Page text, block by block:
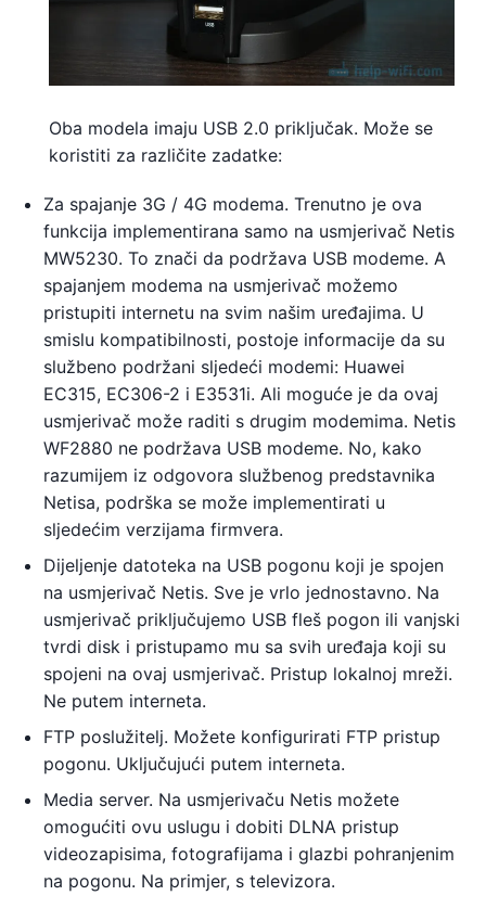
Oba modela imaju USB 2.0 priključak. Može se
koristiti za različite zadatke:
Za spajanje 3G / 4G modema. Trenutno je ova
funkcija implementirana samo na usmjerivač Netis
MW5230. To znači da podržava USB modeme. A
spajanjem modema na usmjerivač možemo
pristupiti internetu na svim našim uređajima. U
smislu kompatibilnosti, postoje informacije da su
službeno podržani sljedeći modemi: Huawei
EC315, EC306-2 i E3531i. Ali moguće je da ovaj
usmjerivač može raditi s drugim modemima. Netis
WF2880 ne podržava USB modeme. No, kako
razumijem iz odgovora službenog predstavnika
Netisa, podrška se može implementirati u
sljedećim verzijama firmvera.
Dijeljenje datoteka na USB pogonu koji je spojen
na usmjerivač Netis. Sve je vrlo jednostavno. Na
usmjerivač priključujemo USB fleš pogon ili vanjski
tvrdi disk i pristupamo mu sa svih uređaja koji su
spojeni na ovaj usmjerivač. Pristup lokalnoj mreži.
Ne putem interneta.
FTP poslužitelj. Možete konfigurirati FTP pristup
pogonu. Uključujući putem interneta.
Media server. Na usmjerivaču Netis možete
omogućiti ovu uslugu i dobiti DLNA pristup
videozapisima, fotografijama i glazbi pohranjenim
na pogonu. Na primjer, s televizora.